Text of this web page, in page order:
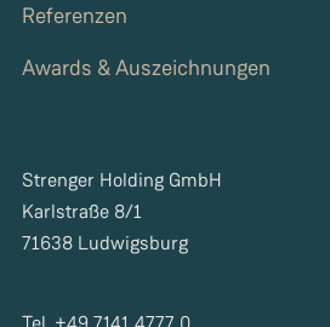
Referenzen
Awards & Auszeichnungen
Strenger Holding GmbH
Karlstraße 8/1
71638 Ludwigsburg